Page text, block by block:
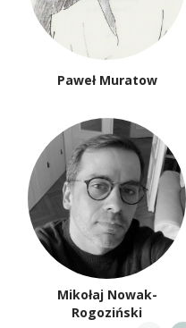
Paweł Muratow
Mikołaj Nowak-
Rogoziński